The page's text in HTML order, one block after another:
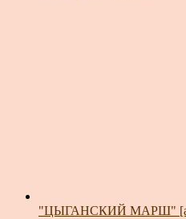
"ЦЫГАНСКИЙ МАРШ"